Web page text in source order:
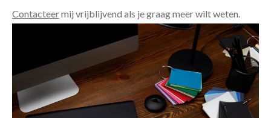
Contacteermij vrijblijvend als je graag meer wilt weten.